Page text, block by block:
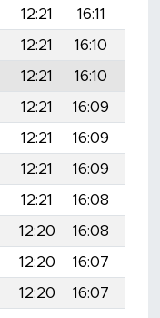
12:21 16:11
12:21 16:10
12:21 16:10
12:21 16:09
12:21 16:09
12:21 16:09
12:21 16:08
12:20 16:08
12:20 16:07
12:20 16:07